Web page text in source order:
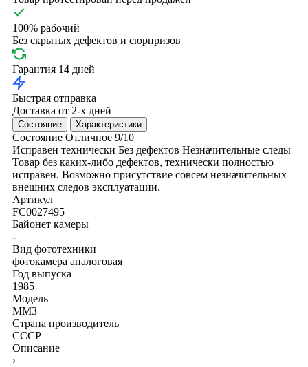
100% рабочий
Без скрытых дефектов и сюрпризов
Гарантия 14 дней
Быстрая отправка
Доставка от 2-х дней
Состояние Характеристики
Состояние Отличное 9/10
Исправен технически Без дефектов Незначительные следы
Товар без каких-либо дефектов, технически полностью
исправен. Возможно присутствие совсем незначительных
внешних следов эксплуатации.
Артикул
FC0027495
Байонет камеры
-
Вид фототехники
фотокамера аналоговая
Год выпуска
1985
Модель
ММЗ
Страна производитель
СССР
Описание
›